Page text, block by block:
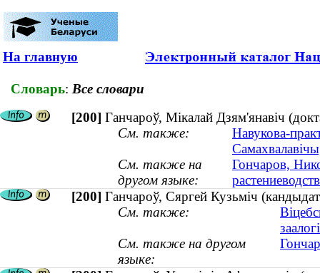
На главную
Словарь: Все словари
[200] Ганчароў, Мікалай Дзям'янавіч
См. также:
Навукова-
См. также на
другом языке:
Гончаров,
[200] Ганчароў, Сяргей Кузьміч
См. также:
См. также на другом
языке: